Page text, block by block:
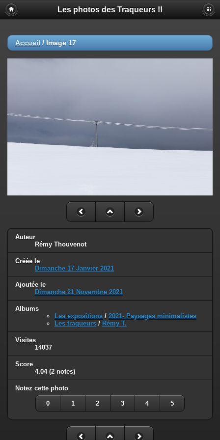
Les photos des Traqueurs !!
Accueil / Image 17
Auteur
Rémy Thouvenot
Créée le
Dimanche 17 Janvier 2021
Ajoutée le
Dimanche 21 Novembre 2021
Albums
Les expositions / 2021- Paysages minimalistes
Les traqueurs / Rémy T.
Visites
14037
Score
4.04 (2 notes)
Notez cette photo
0 1 2 3 4 5